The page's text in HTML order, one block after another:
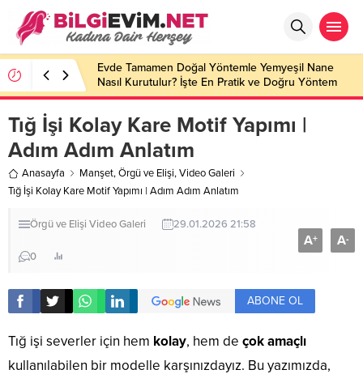
Evde Tamamen Doğal Yöntemle Yemyeşil Nane
Nasıl Kurutulur? İşte En Pratik ve Doğru Yöntem
Tığ İşi Kolay Kare Motif Yapımı |
Adım Adım Anlatım
Anasayfa Manşet,Örgü ve Elişi,Video Galeri
Tığ İşi Kolay Kare Motif Yapımı | Adım Adım Anlatım
Örgü ve Elişi Video Galeri 29.01.2026 21:58
0
A+ A-
ABONE OL
Tığ işi severler için hem kolay, hem de çok amaçlı
kullanılabilen bir modelle karşınızdayız. Bu yazımızda,